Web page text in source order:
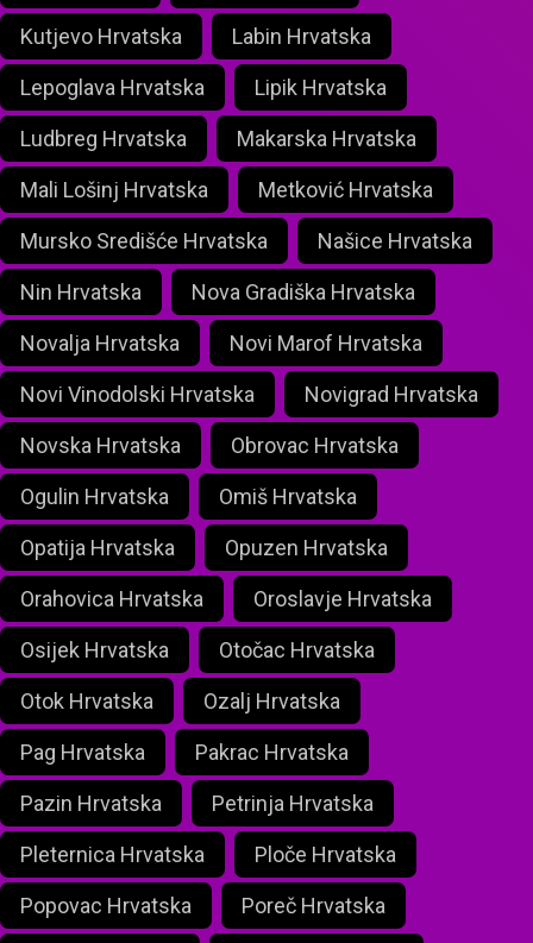
Kutjevo Hrvatska Labin Hrvatska
Lepoglava Hrvatska Lipik Hrvatska
Ludbreg Hrvatska Makarska Hrvatska
Mali Lošinj Hrvatska Metković Hrvatska
Mursko Središće Hrvatska Našice Hrvatska
Nin Hrvatska Nova Gradiška Hrvatska
Novalja Hrvatska Novi Marof Hrvatska
Novi Vinodolski Hrvatska Novigrad Hrvatska
Novska Hrvatska Obrovac Hrvatska
Ogulin Hrvatska Omiš Hrvatska
Opatija Hrvatska Opuzen Hrvatska
Orahovica Hrvatska Oroslavje Hrvatska
Osijek Hrvatska Otočac Hrvatska
Otok Hrvatska Ozalj Hrvatska
Pag Hrvatska Pakrac Hrvatska
Pazin Hrvatska Petrinja Hrvatska
Pleternica Hrvatska Ploče Hrvatska
Popovac Hrvatska Poreč Hrvatska